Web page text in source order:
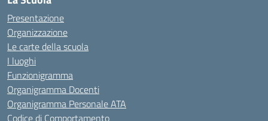
Presentazione
Organizzazione
Le carte della scuola
I luoghi
Funzionigramma
Organigramma Docenti
Organigramma Personale ATA
Codice di Comportamento